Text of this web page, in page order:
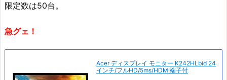
限定数は50台。
急グェ！
Acer ディスプレイ モニター K242HLbid 24
インチ/フルHD/5ms/HDMI端子付